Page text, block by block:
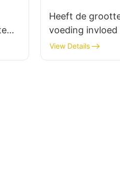
Heeft de
voeding invloed
prestaties?
View Details